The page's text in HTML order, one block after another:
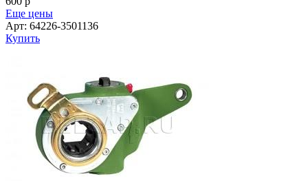
Еще цены
Арт: 64226-3501136
Купить